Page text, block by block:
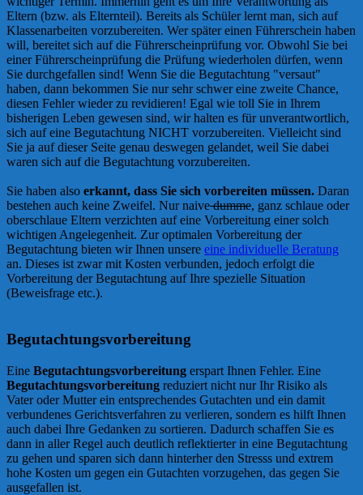
Eltern (bzw. als Elternteil). Bereits als Schüler lernt man, sich auf
Klassenarbeiten vorzubereiten. Wer später einen Führerschein haben
will, bereitet sich auf die Führerscheinprüfung vor. Obwohl Sie bei
einer Führerscheinprüfung die Prüfung wiederholen dürfen, wenn
Sie durchgefallen sind! Wenn Sie die Begutachtung "versaut"
haben, dann bekommen Sie nur sehr schwer eine zweite Chance,
diesen Fehler wieder zu revidieren! Egal wie toll Sie in Ihrem
bisherigen Leben gewesen sind, wir halten es für unverantwortlich,
sich auf eine Begutachtung NICHT vorzubereiten. Vielleicht sind
Sie ja auf dieser Seite genau deswegen gelandet, weil Sie dabei
waren sich auf die Begutachtung vorzubereiten.
Sie haben also erkannt, dass Sie sich vorbereiten müssen. Daran
bestehen auch keine Zweifel. Nur naivedumme, ganz schlaue oder
oberschlaue Eltern verzichten auf eine Vorbereitung einer solch
wichtigen Angelegenheit. Zur optimalen Vorbereitung der
Begutachtung bieten wir Ihnen unsere eine individuelle Beratung
an. Dieses ist zwar mit Kosten verbunden, jedoch erfolgt die
Vorbereitung der Begutachtung auf Ihre spezielle Situation
(Beweisfrage etc.).
Begutachtungsvorbereitung
Eine Begutachtungsvorbereitung erspart Ihnen Fehler. Eine
Begutachtungsvorbereitung reduziert nicht nur Ihr Risiko als
Vater oder Mutter ein entsprechendes Gutachten und ein damit
verbundenes Gerichtsverfahren zu verlieren, sondern es hilft Ihnen
auch dabei Ihre Gedanken zu sortieren. Dadurch schaffen Sie es
dann in aller Regel auch deutlich reflektierter in eine Begutachtung
zu gehen und sparen sich dann hinterher den Stresss und extrem
hohe Kosten um gegen ein Gutachten vorzugehen, das gegen Sie
ausgefallen ist.